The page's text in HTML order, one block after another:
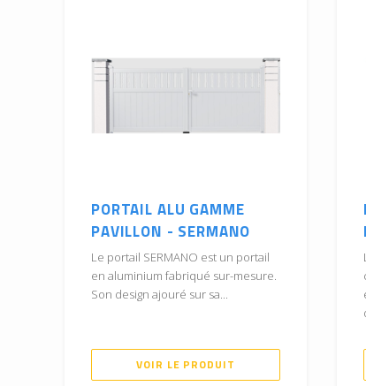
PORTAIL ALU GAMME
PAVILLON - SERMANO
Le portail SERMANO est un portail
en aluminium fabriqué sur-mesure.
Son design ajouré sur sa...
VOIR LE PRODUIT